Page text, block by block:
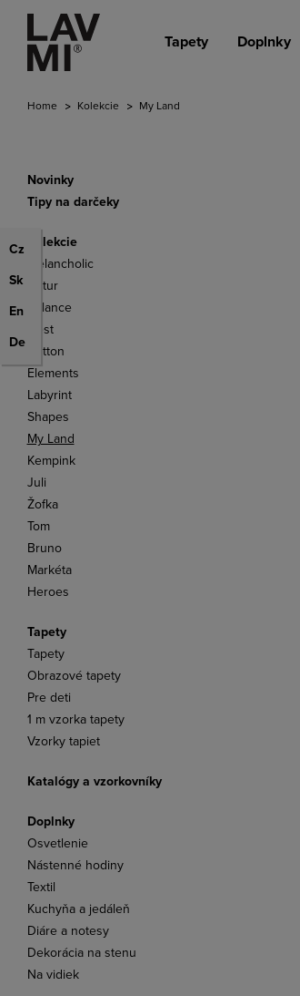
Tapety Doplnky
Home Kolekcie My Land
Novinky
Tipy na darčeky
Kolekcie
Melancholic
Natur
Balance
Nest
Cotton
Elements
Labyrint
Shapes
My Land
Kempink
Juli
Žofka
Tom
Bruno
Markéta
Heroes
Tapety
Tapety
Obrazové tapety
Pre deti
1 m vzorka tapety
Vzorky tapiet
Katalógy a vzorkovníky
Doplnky
Osvetlenie
Nástenné hodiny
Textil
Kuchyňa a jedáleň
Diáre a notesy
Dekorácia na stenu
Na vidiek
Cz
Sk
En
De